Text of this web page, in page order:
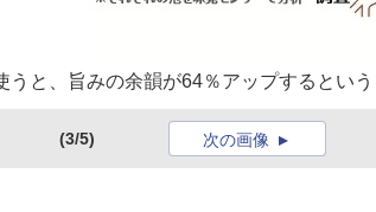
うと、旨みの余韻が64％アップするという
(3/5) 次の画像